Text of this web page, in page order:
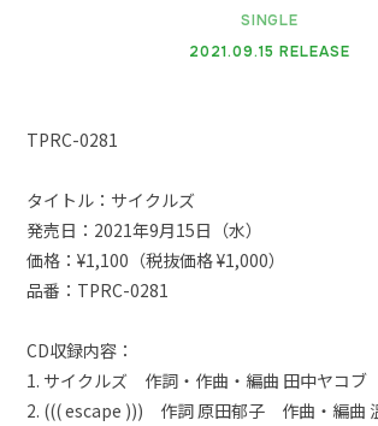
ギャラリー
ダウンロード
こんにちネギネギ！（メルマガ、
SINGLE
2021.09.15 RELEASE
TPRC-0281
タイトル：サイクルズ
発売日：2021年9月15日（水）
価格：¥1,100（税抜価格 ¥1,000）
品番：TPRC-0281
CD収録内容：
1. サイクルズ 作詞・作曲・編曲 田中ヤコブ
2. ((( escape ))) 作詞 原田郁子 作曲・編曲